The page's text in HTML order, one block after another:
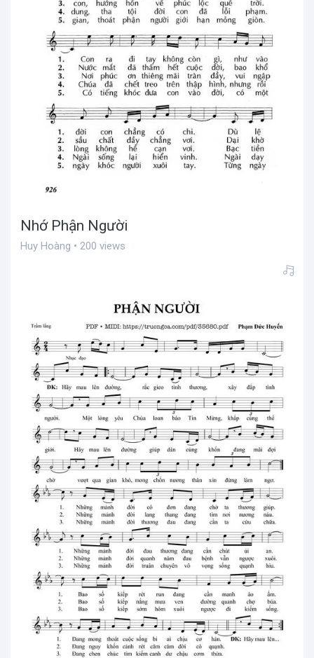
Nhớ Phận Người
Huy Hoàng • 200 views